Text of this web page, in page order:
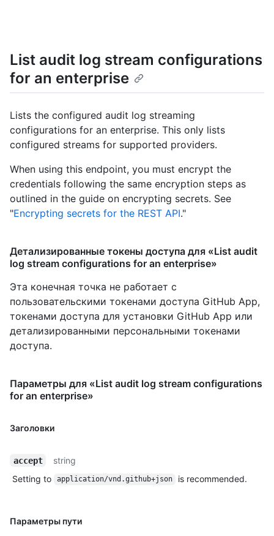
List audit log stream configurations
for an enterprise
Lists the configured audit log streaming
configurations for an enterprise. This only lists
configured streams for supported providers.
When using this endpoint, you must encrypt the
credentials following the same encryption steps as
outlined in the guide on encrypting secrets. See
"Encrypting secrets for the REST API."
Детализированные токены доступа для «List audit
log stream configurations for an enterprise»
Эта конечная точка не работает с
пользовательскими токенами доступа GitHub App,
токенами доступа для установки GitHub App или
детализированными персональными токенами
доступа.
Параметры для «List audit log stream configurations
for an enterprise»
Заголовки
accept
string
Setting to
application/vnd.github+json is recommended.
Параметры пути